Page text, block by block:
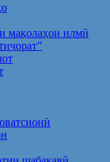
мақолаҳои илмӣ